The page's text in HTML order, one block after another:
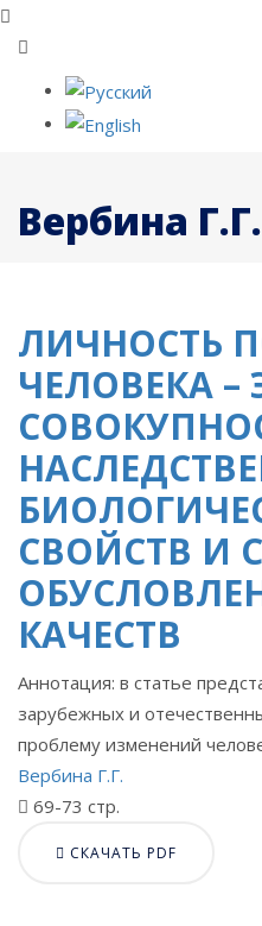
Вербина Г.Г.
ЛИЧНОСТЬ
ЧЕЛОВЕКА –
СВОЙСТВ И
КАЧЕСТВ
Аннотация: в статье
зарубежных и
проблему изменений
Вербина Г.Г.
69-73 стр.
СКАЧАТЬ PDF